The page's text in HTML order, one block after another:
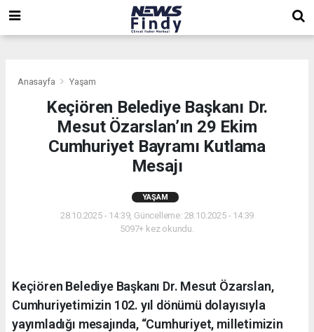
Anasayfa Yaşam
Keçiören Belediye Başkanı Dr.
Mesut Özarslan’ın 29 Ekim
Cumhuriyet Bayramı Kutlama
Mesajı
YAŞAM
28.10.2025 - 14:39, Güncelleme: 28.10.2025 - 14:39
5097+ kez okundu.
Keçiören Belediye Başkanı Dr. Mesut Özarslan,
Cumhuriyetimizin 102. yıl dönümü dolayısıyla
yayımladığı mesajında, “Cumhuriyet, milletimizin